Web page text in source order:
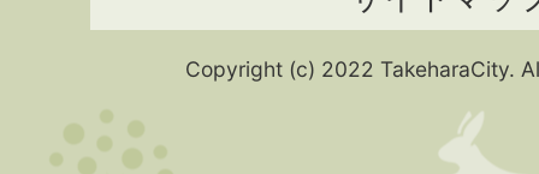
Copyright (c) 2022 TakeharaCity.